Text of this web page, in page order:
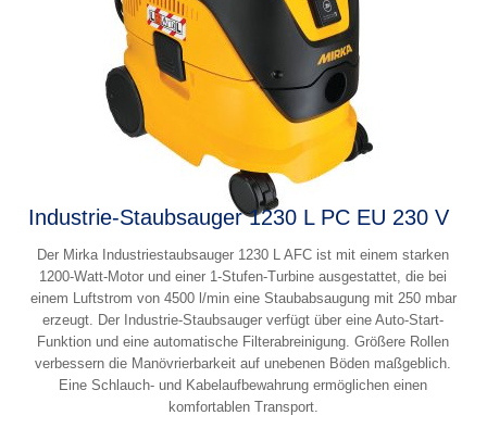
Industrie-Staubsauger 1230 L PC EU 230 V
Der Mirka Industriestaubsauger 1230 L AFC ist mit einem starken
1200-Watt-Motor und einer 1-Stufen-Turbine ausgestattet, die bei
einem Luftstrom von 4500 l/min eine Staubabsaugung mit 250 mbar
erzeugt. Der Industrie-Staubsauger verfügt über eine Auto-Start-
Funktion und eine automatische Filterabreinigung. Größere Rollen
verbessern die Manövrierbarkeit auf unebenen Böden maßgeblich.
Eine Schlauch- und Kabelaufbewahrung ermöglichen einen
komfortablen Transport.